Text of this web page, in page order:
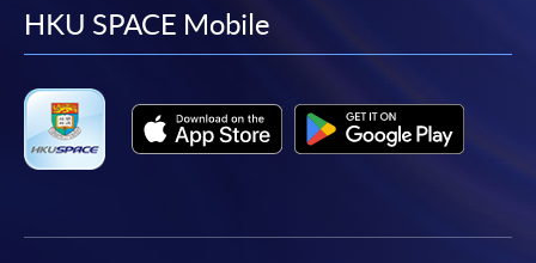
facebook
youtube
linkedin
HKU SPACE Mobile